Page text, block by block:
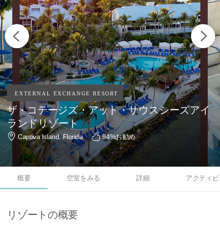
ザ・コテージズ・アット・サウスシーズアイ
ランドリゾート
Captiva Island, Florida 94%お勧め
概要 空室をみる 詳細 アクティ
リゾートの概要